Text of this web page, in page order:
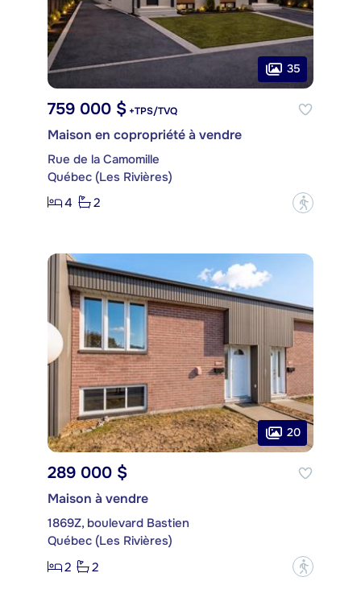
35
759 000 $ +TPS/TVQ
Maison en copropriété à vendre
Rue de la Camomille
Québec (Les Rivières)
4
2 ?
20
289 000 $
Maison à vendre
1869Z, boulevard Bastien
Québec (Les Rivières)
2
2 ?